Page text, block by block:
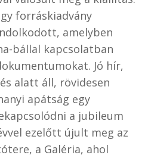
forráskiadvány
amelyben
bállal kapcsolatban
Jó hír,
alatt áll, rövidesen
apátság egy
a jubileum
ezelőtt újult meg az
a Galéria, ahol